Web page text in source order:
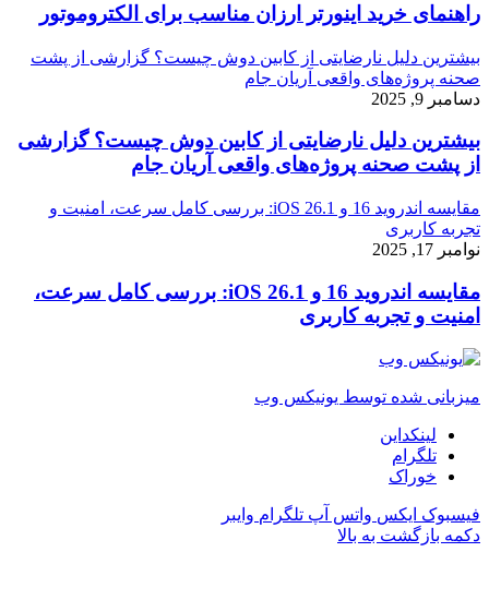
راهنمای خرید اینورتر ارزان مناسب برای الکتروموتور
بیشترین دلیل نارضایتی از کابین دوش چیست؟ گزارشی از پشت
صحنه پروژه‌های واقعی آریان جام
دسامبر 9, 2025
بیشترین دلیل نارضایتی از کابین دوش چیست؟ گزارشی
از پشت صحنه پروژه‌های واقعی آریان جام
مقایسه اندروید 16 و iOS 26.1: بررسی کامل سرعت، امنیت و
تجربه کاربری
نوامبر 17, 2025
مقایسه اندروید 16 و iOS 26.1: بررسی کامل سرعت،
امنیت و تجربه کاربری
میزبانی شده توسط یونیکس وب
لینکداین
تلگرام
خوراک
فیسبوک ایکس واتس آپ تلگرام وایبر
دکمه بازگشت به بالا